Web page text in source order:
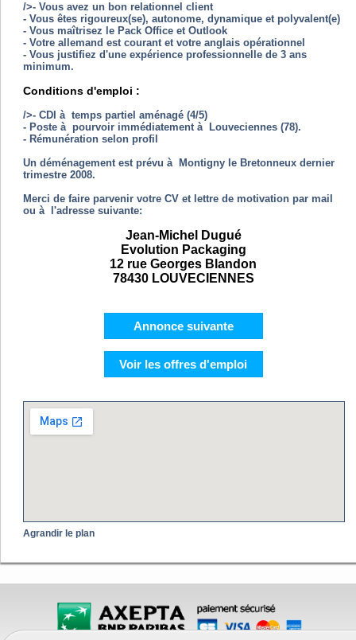
/>- Vous avez un bon relationnel client
- Vous êtes rigoureux(se), autonome, dynamique et polyvalent(e)
- Vous maîtrisez le Pack Office et Outlook
- Votre allemand est courant et votre anglais opérationnel
- Vous justifiez d'une expérience professionnelle de 3 ans
minimum.
Conditions d'emploi :
/>- CDI à temps partiel aménagé (4/5)
- Poste à pourvoir immédiatement à Louveciennes (78).
- Rémunération selon profil
Un déménagement est prévu à Montigny le Bretonneux dernier
trimestre 2008.
Merci de faire parvenir votre CV et lettre de motivation par mail
ou à l'adresse suivante:
Jean-Michel Dugué
Evolution Packaging
12 rue Georges Blandon
78430 LOUVECIENNES
Annonce suivante
Voir les offres d'emploi
Agrandir le plan